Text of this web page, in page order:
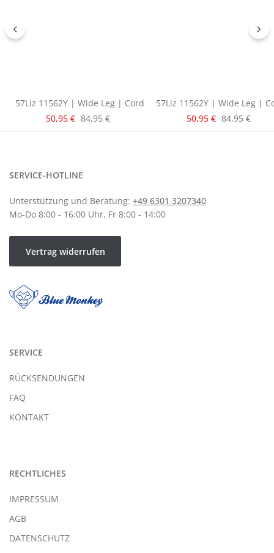
57Liz 11562Y | Wide Leg | Cord
Verkaufspreis:
50,95 € Regulärer Preis:
84,95 €
57Liz 11562Y | Wide Leg |
Verkaufspreis:
50,95 € Regulärer
84,95 €
SERVICE-HOTLINE
Unterstützung und Beratung: +49 6301 3207340
Mo-Do 8:00 - 16:00 Uhr, Fr 8:00 - 14:00
Vertrag widerrufen
SERVICE
RÜCKSENDUNGEN
FAQ
KONTAKT
RECHTLICHES
IMPRESSUM
AGB
DATENSCHUTZ